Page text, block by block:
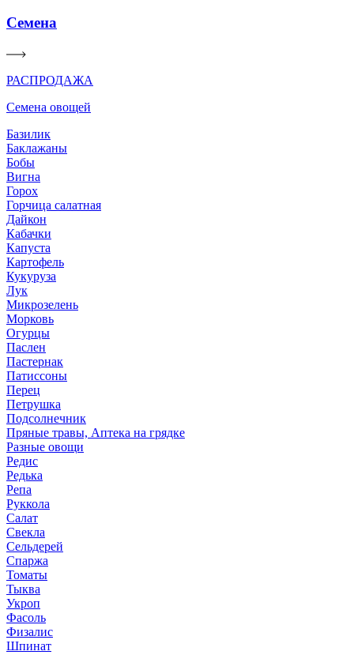
Семена
РАСПРОДАЖА
Семена овощей
Базилик
Баклажаны
Бобы
Вигна
Горох
Горчица салатная
Дайкон
Кабачки
Капуста
Картофель
Кукуруза
Лук
Микрозелень
Морковь
Огурцы
Паслен
Пастернак
Патиссоны
Перец
Петрушка
Подсолнечник
Пряные травы, Аптека на грядке
Разные овощи
Редис
Редька
Репа
Руккола
Салат
Свекла
Сельдерей
Спаржа
Томаты
Тыква
Укроп
Фасоль
Физалис
Шпинат